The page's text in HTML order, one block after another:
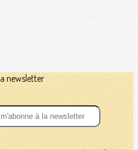
newsletter